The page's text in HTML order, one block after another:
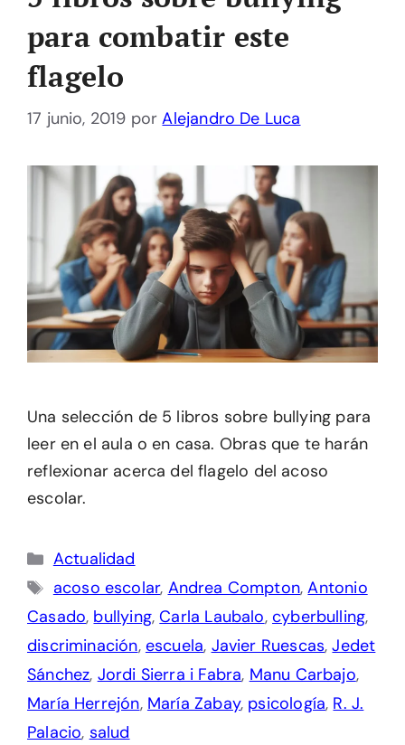
para combatir este
flagelo
17 junio, 2019 porAlejandro De Luca
Una selección de 5 libros sobre bullying para
leer en el aula o en casa. Obras que te harán
reflexionar acerca del flagelo del acoso
escolar.
Categorías
Actualidad
Etiquetas
acoso escolar, Andrea Compton,Antonio
Casado, bullying,Carla Laubalo,cyberbulling,
discriminación, escuela, Javier Ruescas,Jedet
Sánchez, Jordi Sierra i Fabra, Manu Carbajo,
María Herrejón, María Zabay, psicología, R. J.
Palacio, salud